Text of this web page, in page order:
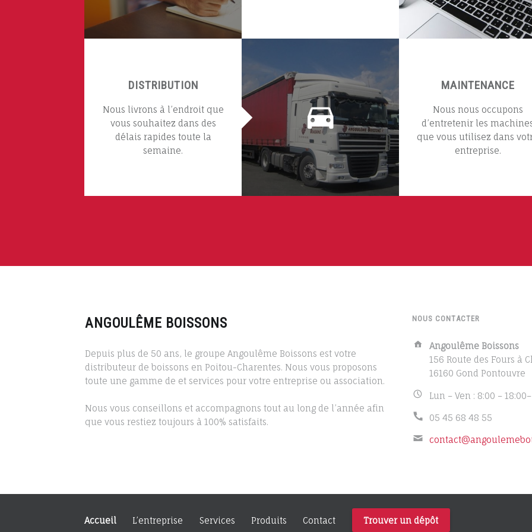
DISTRIBUTION
Nous livrons à l’endroit que
vous souhaitez dans des
délais rapides toute la
semaine.
MAINTENANCE
Nous nous occupons
d’entretenir les
que vous utilisez dans
entreprise.
ANGOULÊME BOISSONS
Depuis plus de 50 ans, le groupe Angoulême Boissons est votre
distributeur de boissons en Poitou-Charentes. Nous vous proposons
toute une gamme de et services pour votre entreprise ou association.
Nous vous conseillons et accompagnons tout au long de l’année afin
que vous restiez toujours à 100% satisfaits.
NOUS CONTACTER
Address:
Angoulême Boissons
156 Route des Fours à
16160 Gond Pontouvre
Business
Lun – Ven : 8:00 – 18:00–
Phone
05 45 68 48 55
Email
Accueil L’entreprise Services Produits Contact Trouver un dépôt